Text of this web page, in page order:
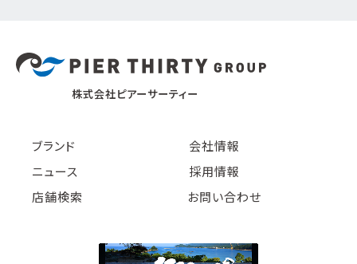
株式会社ピアーサーティー
ブランド
会社情報
ニュース
採用情報
店舗検索
お問い合わせ